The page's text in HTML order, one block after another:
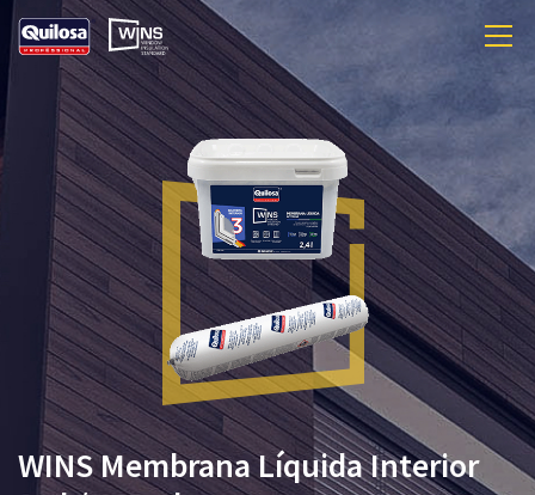
WINS Membrana Líquida Interior